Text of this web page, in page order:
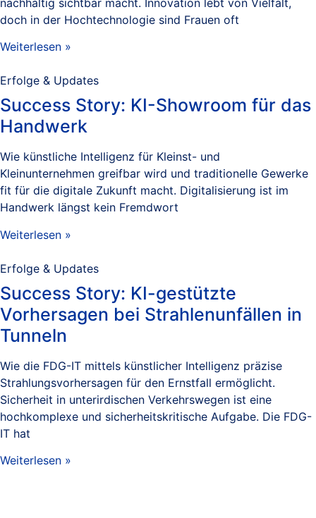
nachhaltig sichtbar macht. Innovation lebt von Vielfalt,
doch in der Hochtechnologie sind Frauen oft
Weiterlesen »
Erfolge & Updates
Success Story: KI-Showroom für das
Handwerk
Wie künstliche Intelligenz für Kleinst- und
Kleinunternehmen greifbar wird und traditionelle Gewerke
fit für die digitale Zukunft macht. Digitalisierung ist im
Handwerk längst kein Fremdwort
Weiterlesen »
Erfolge & Updates
Success Story: KI-gestützte
Vorhersagen bei Strahlenunfällen in
Tunneln
Wie die FDG-IT mittels künstlicher Intelligenz präzise
Strahlungsvorhersagen für den Ernstfall ermöglicht.
Sicherheit in unterirdischen Verkehrswegen ist eine
hochkomplexe und sicherheitskritische Aufgabe. Die FDG-
IT hat
Weiterlesen »